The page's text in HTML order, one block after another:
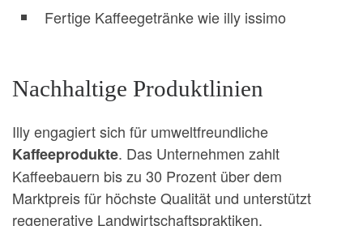
Fertige Kaffeegetränke wie illy issimo
Nachhaltige Produktlinien
Illy engagiert sich für umweltfreundliche
Kaffeeprodukte. Das Unternehmen zahlt
Kaffeebauern bis zu 30 Prozent über dem
Marktpreis für höchste Qualität und unterstützt
regenerative Landwirtschaftspraktiken.